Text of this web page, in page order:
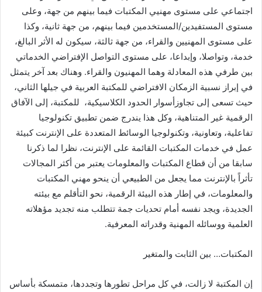
اجتماعي على مستوى مهنيي المكتبات فيما بينهم من جهة، وعلى
مستوى المستفيدين/المستخدمين فيما بينهم، من جهة ثانية، وكذا
على مستوى المهنيين والقراء، من جهة ثالثة، سيكون له الأثر البالغ،
خدمة، وتواصلا، وإبداعا، على مستوى التواصل الإفتراضي الخدماتي
بين طرفي هذه المعادلة وهما المهنيون والقراء. وهناك بعد آخر يتمثل
في إبراز نسبية الزمكان الافتراضي للمكتبة العربية في جيلها الثاني،
حيث تسعى إلى تجاوزأسوار الحدود الكلاسيكية، للمكتبة، إلى الآفاق
الرقمية غير المتناهية، وكل هذا يندرج ضمن تطبيق تكنولوجيا
تفاعلية، وتعاونية، وتكنولوجيا الوسائط المتعددة على الإنترنت كبيئة
عمل في خدمات المكتبات القائمة على الإنترنت، نظرا لما ذكرنا
سابقا من أن قطاع المكتبات والمعلومات يعتبر من أكثر المجالات
تأثراً بالإنترنت مما يجعل من الطبيعي أن ينحو مهني المكتبات
والمعلومات، في إطار هذه البيئة الرقمية، نحو التأقلم مع بيئته
الجديدة، ويجد نفسه أمام تحديات جمة تتطلب منه تجديد مؤهلاته
العلمية ووسائله المهنية وقدراته المعرفية.
المكتبات… بين الثابت والمتغير
إن المكتبة لا زالت، في كل مراحل تطورها وتجددها، متمسكة بأساس